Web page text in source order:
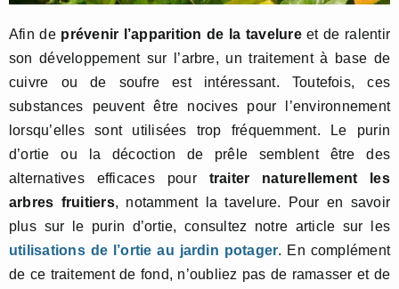
Afin deprévenir l’apparition de la tavelureet de ralentir
son développement sur l’arbre, un traitement à base de
cuivre ou de soufre est intéressant. Toutefois, ces
substances peuvent être nocives pour l’environnement
lorsqu’elles sont utilisées trop fréquemment. Le purin
d’ortie ou la décoction de prêle semblent être des
alternatives efficaces pour traiter naturellement les
arbres fruitiers, notamment la tavelure. Pour en savoir
plus sur le purin d’ortie, consultez notre article sur les
utilisations de l’ortie au jardin potager. En complément
de ce traitement de fond, n’oubliez pas de ramasser et de